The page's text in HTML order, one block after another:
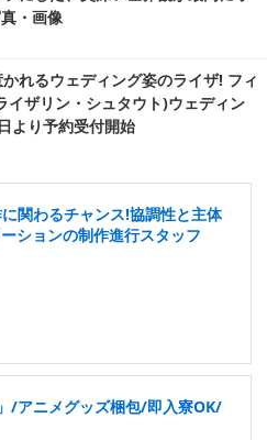
・画像
れるウェディング姿のライザ! フィ
イザリン・シュタウト)ウェディン
より予約受付開始
関わるチャンス!協調性と主体
ションの制作進行スタッフ
/アニメグッズ梱包/即入寮OK/